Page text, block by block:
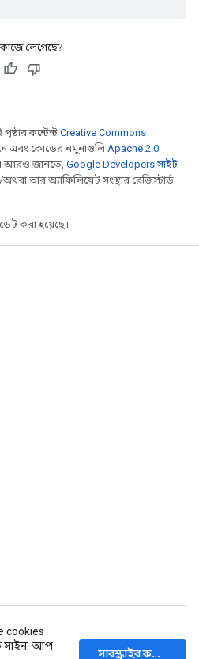
লেগেছে?
কন্টেন্ট Creative Commons
এবং কোডের নমুনাগুলিApache 2.0
আরও জানতে, Google Developers সাইট
তার অ্যাফিলিয়েট সংস্থার রেজিস্টার্ড
করা হয়েছে।
cookies
সাইন-আপ
সাবস্ক্রাইব করুন